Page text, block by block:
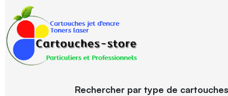
Rechercher par type de